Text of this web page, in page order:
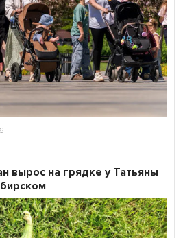
вырос на грядке у Татьяны